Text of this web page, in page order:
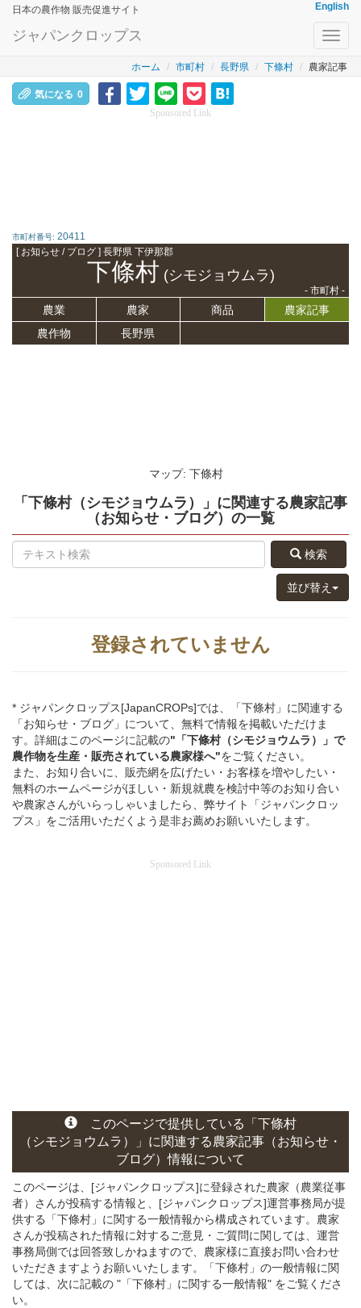
日本の農作物 販売促進サイト English
ジャパンクロップス
ホーム 市町村 長野県 下條村 農家記事
気になる 0
Sponsored Link
市町村番号: 20411
[ お知らせ / ブログ ] 長野県 下伊那郡
下條村 (シモジョウムラ)
- 市町村 -
農業 農家 商品
農家記事
農作物
長野県
マップ: 下條村
「下條村（シモジョウムラ）」 に関連する農家記事
（お知らせ・ブログ） の一覧
検索
並び替え
登録されていません
* ジャパンクロップス[JapanCROPs]では、「下條村」に関連する
「お知らせ・ブログ」について、無料で情報を掲載いただけま
す。詳細はこのページに記載の"「下條村（シモジョウムラ）」 で
農作物を生産・販売されている農家様へ"をご覧ください。
また、お知り合いに、販売網を広げたい・お客様を増やしたい・
無料のホームページがほしい・新規就農を検討中等のお知り合い
や農家さんがいらっしゃいましたら、弊サイト「ジャパンクロッ
プス」をご活用いただくよう是非お薦めお願いいたします。
Sponsored Link
このページで提供している
「下條村
（シモジョウムラ）」 に関連する農家記事（お知らせ・
ブログ）情報について
このページは、[ジャパンクロップス]に登録された農家（農業従事
者）さんが投稿する情報と、[ジャパンクロップス]運営事務局が提
供する「下條村」に関する一般情報から構成されています。農家
さんが投稿された情報に対するご意見・ご質問に関しては、運営
事務局側では回答致しかねますので、農家様に直接お問い合わせ
いただきますようお願いいたします。「下條村」の一般情報に関
しては、次に記載の "「下條村」に関する一般情報" をご覧くださ
い。